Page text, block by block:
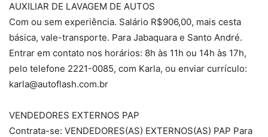
AUXILIAR DE LAVAGEM DE AUTOS
Com ou sem experiência. Salário R$906,00, mais cesta
básica, vale-transporte. Para Jabaquara e Santo André.
Entrar em contato nos horários: 8h às 11h ou 14h às 17h,
pelo telefone 2221-0085, com Karla, ou enviar currículo:
karla@autoflash.com.br
VENDEDORES EXTERNOS PAP
Contrata-se: VENDEDORES(AS) EXTERNOS(AS) PAP Para